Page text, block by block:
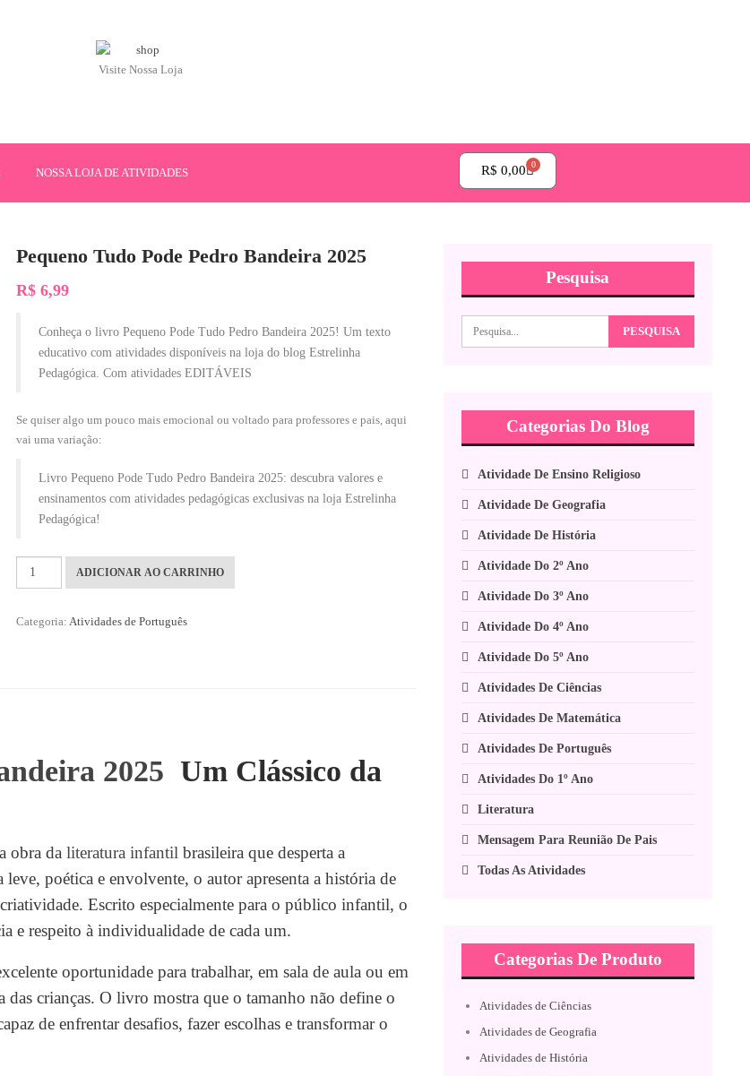
Visite Nossa Loja
NOSSA LOJA DE ATIVIDADES R$ 0,00 0
Pequeno Tudo Pode Pedro Bandeira 2025
R$ 6,99
Conheça o livro Pequeno Pode Tudo Pedro Bandeira 2025! Um texto
educativo com atividades disponíveis na loja do blog Estrelinha
Pedagógica. Com atividades EDITÁVEIS
Se quiser algo um pouco mais emocional ou voltado para professores e pais, aqui
vai uma variação:
Livro Pequeno Pode Tudo Pedro Bandeira 2025: descubra valores e
ensinamentos com atividades pedagógicas exclusivas na loja Estrelinha
Pedagógica!
ADICIONAR AO CARRINHO
Categoria:Atividades de Português
2025 Um Clássico da
obra da literatura infantil brasileira que desperta a
poética e envolvente, o autor apresenta a história de
Escrito especialmente para o público infantil, o
e respeito à individualidade de cada um.
oportunidade para trabalhar, em sala de aula ou em
das crianças. O livro mostra que o tamanho não define o
de enfrentar desafios, fazer escolhas e transformar o
Pesquisa
Categorias Do Blog
Atividade De Ensino Religioso
Atividade De Geografia
Atividade De História
Atividade Do 2º Ano
Atividade Do 3º Ano
Atividade Do 4º Ano
Atividade Do 5º Ano
Atividades De Ciências
Atividades De Matemática
Atividades De Português
Atividades Do 1º Ano
Literatura
Mensagem Para Reunião De Pais
Todas As Atividades
Categorias De Produto
Atividades de Ciências
Atividades de Geografia
Atividades de História